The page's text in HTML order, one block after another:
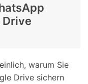
Drive
warum Sie
Drive sichern